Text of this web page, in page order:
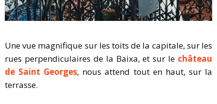
Une vue magnifique sur les toits de la capitale, sur les
rues perpendiculaires de la Baixa, et sur le château
de Saint Georges, nous attend tout en haut, sur la
terrasse.